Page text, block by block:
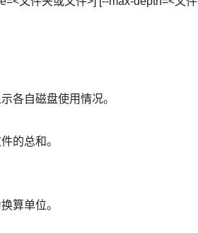
各自磁盘使用情况。
的总和。
算单位。